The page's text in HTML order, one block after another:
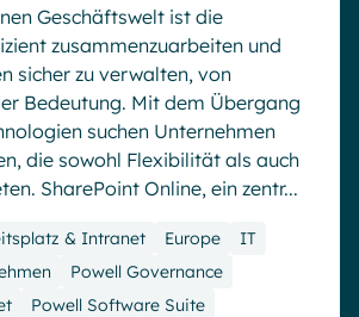
Geschäftswelt ist die
zusammenzuarbeiten und
sicher zu verwalten, von
Bedeutung. Mit dem Übergang
suchen Unternehmen
die sowohl Flexibilität als auch
SharePoint Online, ein zentr...
& Intranet Europe
IT
Powell Governance
Powell Software Suite